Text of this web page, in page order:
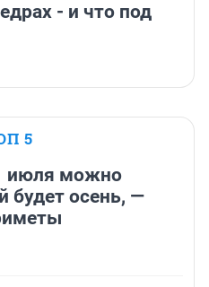
- и что под
5
июля можно
будет осень, —